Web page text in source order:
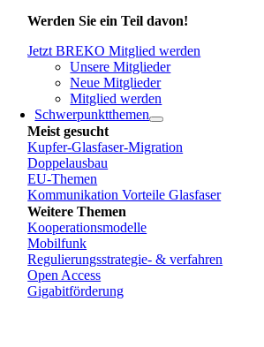
Werden Sie ein Teil davon!
Jetzt BREKO Mitglied werden
Unsere Mitglieder
Neue Mitglieder
Mitglied werden
Schwerpunktthemen
Meist gesucht
Kupfer-Glasfaser-Migration
Doppelausbau
EU-Themen
Kommunikation Vorteile Glasfaser
Weitere Themen
Kooperationsmodelle
Mobilfunk
Regulierungsstrategie- & verfahren
Open Access
Gigabitförderung